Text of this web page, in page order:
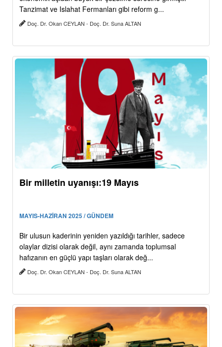
Tanzimat ve Islahat Fermanları gibi reform g...
Doç. Dr. Okan CEYLAN - Doç. Dr. Suna ALTAN
Bir milletin uyanışı:19 Mayıs
MAYIS-HAZİRAN 2025 / GÜNDEM
Bir ulusun kaderinin yeniden yazıldığı tarihler, sadece
olaylar dizisi olarak değil, aynı zamanda toplumsal
hafızanın en güçlü yapı taşları olarak değ...
Doç. Dr. Okan CEYLAN - Doç. Dr. Suna ALTAN